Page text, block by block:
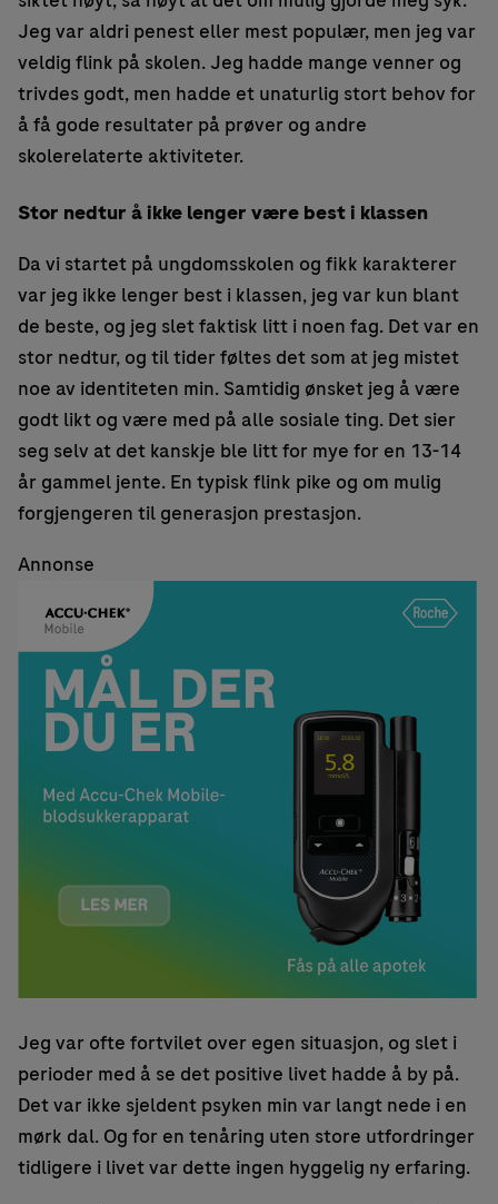
Jeg var aldri penest eller mest populær, men jeg var
veldig flink på skolen. Jeg hadde mange venner og
trivdes godt, men hadde et unaturlig stort behov for
å få gode resultater på prøver og andre
skolerelaterte aktiviteter.
Stor nedtur å ikke lenger være best i klassen
Da vi startet på ungdomsskolen og fikk karakterer
var jeg ikke lenger best i klassen, jeg var kun blant
de beste, og jeg slet faktisk litt i noen fag. Det var en
stor nedtur, og til tider føltes det som at jeg mistet
noe av identiteten min. Samtidig ønsket jeg å være
godt likt og være med på alle sosiale ting. Det sier
seg selv at det kanskje ble litt for mye for en 13-14
år gammel jente. En typisk flink pike og om mulig
forgjengeren til generasjon prestasjon.
Annonse
Jeg var ofte fortvilet over egen situasjon, og slet i
perioder med å se det positive livet hadde å by på.
Det var ikke sjeldent psyken min var langt nede i en
mørk dal. Og for en tenåring uten store utfordringer
tidligere i livet var dette ingen hyggelig ny erfaring.